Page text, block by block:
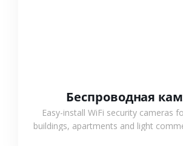
Беспроводная
Easy-install WiFi security cameras
buildings, apartments and light